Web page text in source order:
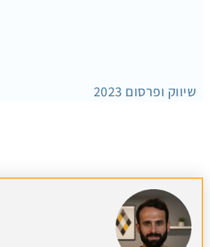
שיווק ופרסום 2023